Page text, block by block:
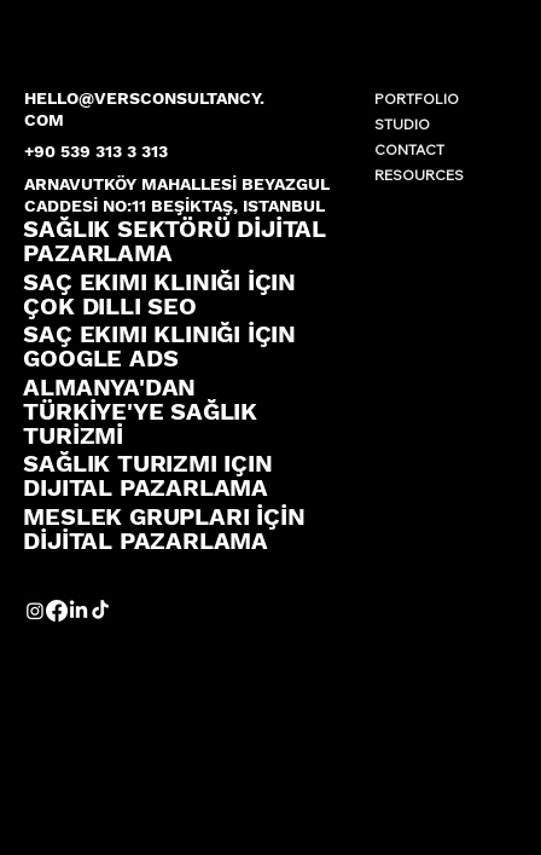
HELLO@VERSCONSULTANCY.
COM
+90 539 313 3 313
ARNAVUTKÖY MAHALLESİ BEYAZGUL
CADDESİ NO:11 BEŞİKTAŞ, ISTANBUL
SAĞLIK SEKTÖRÜ DİJİTAL
PAZARLAMA
SAÇ EKIMI KLINIĞI İÇIN
ÇOK DILLI SEO
SAÇ EKIMI KLINIĞI İÇIN
GOOGLE ADS
ALMANYA'DAN
TÜRKİYE'YE SAĞLIK
TURİZMİ
SAĞLIK TURIZMI IÇIN
DIJITAL PAZARLAMA
MESLEK GRUPLARI İÇİN
DİJİTAL PAZARLAMA
PORTFOLIO
STUDIO
CONTACT
RESOURCES